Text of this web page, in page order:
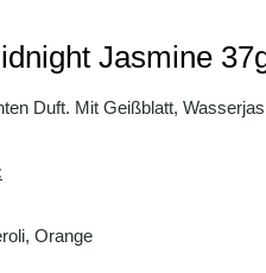
Jasmine
Duft. Mit Geißblatt,
Orange